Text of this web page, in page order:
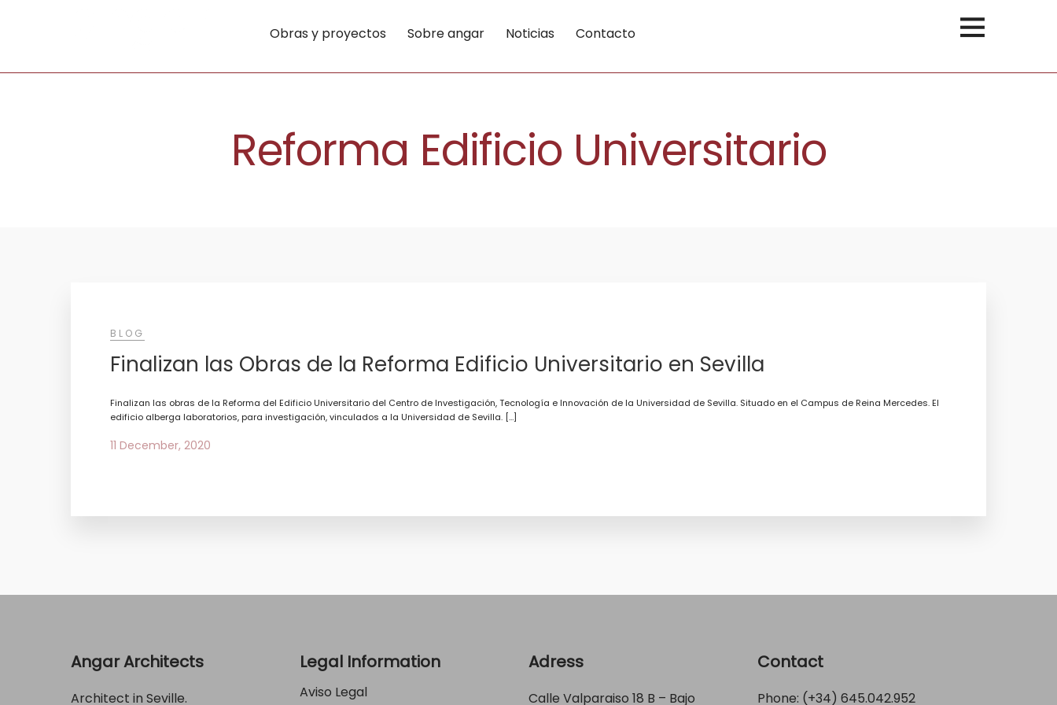
Obras y proyectos Sobre angar Noticias Contacto
Reforma Edificio Universitario
BLOG
Finalizan las Obras de la Reforma Edificio Universitario en Sevilla
Finalizan las obras de la Reforma del Edificio Universitario del Centro de Investigación, Tecnología e Innovación de la Universidad de Sevilla. Situado en el Campus de Reina Mercedes. El
edificio alberga laboratorios, para investigación, vinculados a la Universidad de Sevilla. […]
11 December, 2020
Angar Architects
Architect in Seville.
Legal Information
Aviso Legal
Adress
Calle Valparaiso 18 B – Bajo
Contact
Phone: (+34) 645.042.952